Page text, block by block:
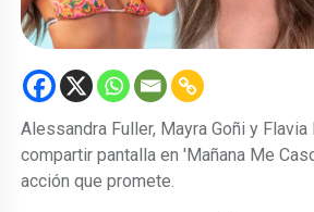
Alessandra Fuller, Mayra Goñi y
compartir pantalla en 'Mañana Me
acción que promete.